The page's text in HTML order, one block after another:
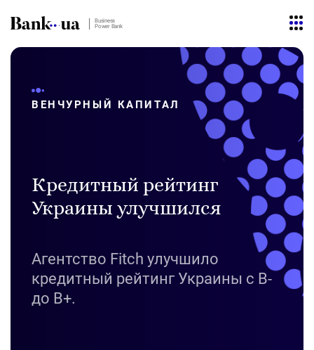
Business
Power Bank
ВЕНЧУРНЫЙ КАПИТАЛ
Кредитный рейтинг
Украины улучшился
Агентство Fitch улучшило
кредитный рейтинг Украины с В-
до В+.